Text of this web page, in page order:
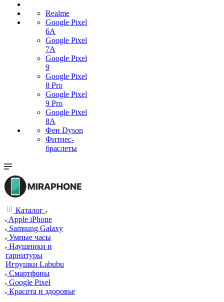
Realme
Google Pixel
6A
Google Pixel
7А
Google Pixel
9
Google Pixel
8 Pro
Google Pixel
9 Pro
Google Pixel
8A
Фен Dyson
Фитнес-
браслеты
Каталог
Apple iPhone
Samsung Galaxy
Умные часы
Наушники и
гарнитуры
Игрушки Labubu
Смартфоны
Google Pixel
Красота и здоровье